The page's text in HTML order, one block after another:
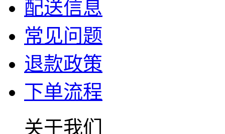
配送信息
常见问题
退款政策
下单流程
关于我们